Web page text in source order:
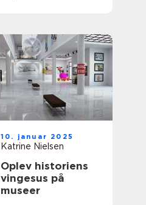
10. januar 2025
Katrine Nielsen
Oplev historiens
vingesus på
museer